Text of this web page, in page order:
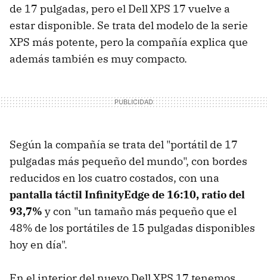
de 17 pulgadas, pero el Dell XPS 17 vuelve a
estar disponible. Se trata del modelo de la serie
XPS más potente, pero la compañía explica que
además también es muy compacto.
Según la compañía se trata del "portátil de 17
pulgadas más pequeño del mundo", con bordes
reducidos en los cuatro costados, con una
pantalla táctil InfinityEdge de 16:10, ratio del
93,7% y con "un tamaño más pequeño que el
48% de los portátiles de 15 pulgadas disponibles
hoy en día".